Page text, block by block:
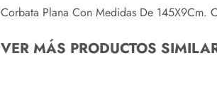
Corbata Plana Con Medidas De 145X9Cm.
VER MÁS PRODUCTOS